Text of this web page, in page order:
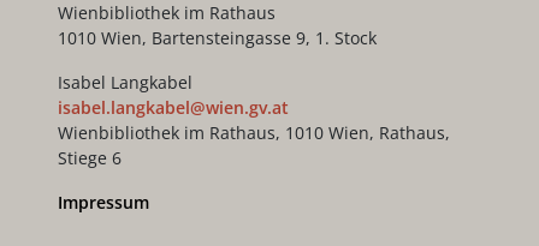
Wienbibliothek im Rathaus
1010 Wien, Bartensteingasse 9, 1. Stock
Isabel Langkabel
isabel.langkabel@wien.gv.at
Wienbibliothek im Rathaus, 1010 Wien, Rathaus,
Stiege 6
Impressum